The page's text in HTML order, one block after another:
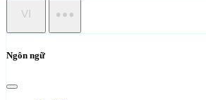
VI
Ngôn ngữ